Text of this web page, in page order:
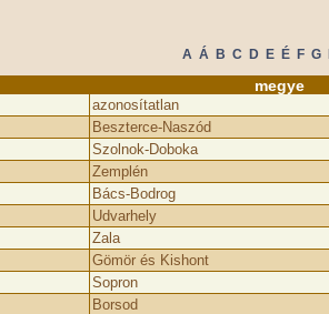
A Á B C D E É F G
megye
azonosítatlan
Beszterce-Naszód
Szolnok-Doboka
Zemplén
Bács-Bodrog
Udvarhely
Zala
Gömör és Kishont
Sopron
Borsod